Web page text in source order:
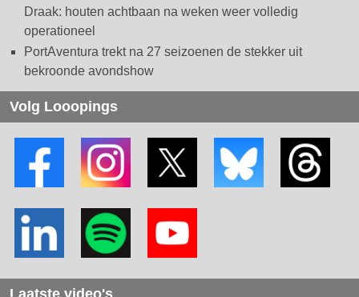
Draak: houten achtbaan na weken weer volledig
operationeel
PortAventura trekt na 27 seizoenen de stekker uit
bekroonde avondshow
Volg Looopings
Laatste video's